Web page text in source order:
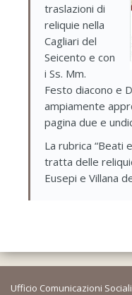
traslazioni di
reliquie nella
Cagliari del
Seicento e con
i Ss. Mm.
Festo diacono e
ampiamente
pagina due e
La rubrica “Beati
tratta delle
Eusepi e Villana
Ufficio Comunicazioni Sociali